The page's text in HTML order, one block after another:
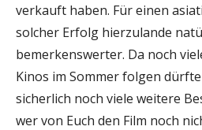
verkauft haben. Für einen
solcher Erfolg hierzulande
bemerkenswerter. Da noch
Kinos im Sommer folgen
sicherlich noch viele weitere
wer von Euch den Film noch